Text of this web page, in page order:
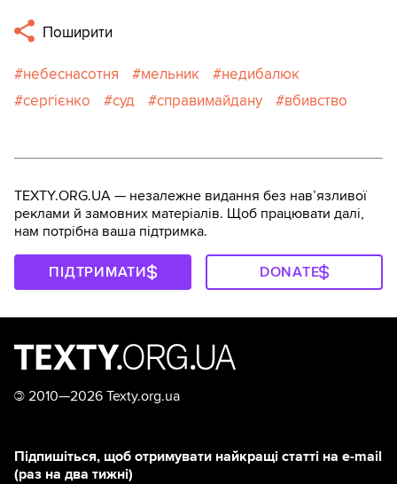
Поширити
небеснасотня мельник
недибалюк
сергієнко
суд справимайдану вбивство
TEXTY.ORG.UA — незалежне видання без навʼязливої
реклами й замовних матеріалів. Щоб працювати далі,
нам потрібна ваша підтримка.
ПІДТРИМАТИ DONATE
© 2010—2026 Texty.org.ua
Підпишіться, щоб отримувати найкращі статті на e-mail
(раз на два тижні)